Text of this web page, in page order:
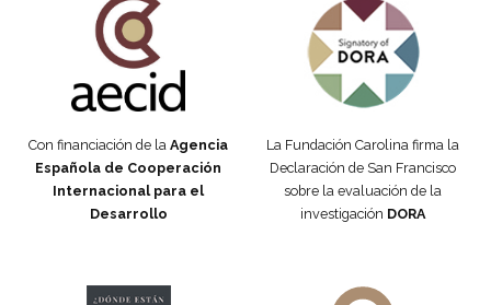
Con financiación de la Agencia
Española de Cooperación
Internacional para el
Desarrollo
La Fundación Carolina firma la
Declaración de San Francisco
sobre la evaluación de la
investigación DORA